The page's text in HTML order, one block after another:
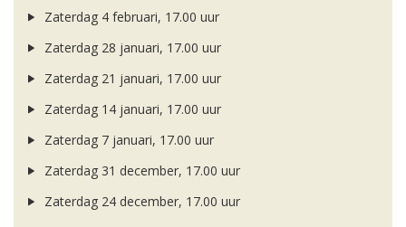
Zaterdag 4 februari, 17.00 uur
Zaterdag 28 januari, 17.00 uur
Zaterdag 21 januari, 17.00 uur
Zaterdag 14 januari, 17.00 uur
Zaterdag 7 januari, 17.00 uur
Zaterdag 31 december, 17.00 uur
Zaterdag 24 december, 17.00 uur